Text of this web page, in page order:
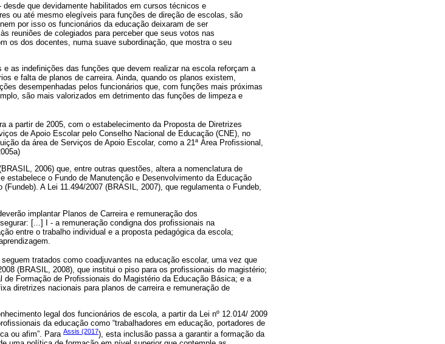
que devidamente habilitados em cursos técnicos e
ou até mesmo elegíveis para funções de direção de escolas, são
por isso os funcionários da educação deixaram de ser
reuniões de colegiados para perceber que seus votos nas
os dos docentes, numa suave subordinação, que mostra o seu
as indefinições das funções que devem realizar na escola reforçam a
e falta de planos de carreira. Ainda, quando os planos existem,
desempenhadas pelos funcionários que, com funções mais próximas
são mais valorizados em detrimento das funções de limpeza e
a partir de 2005, com o estabelecimento da Proposta de Diretrizes
de Apoio Escolar pelo Conselho Nacional de Educação (CNE), no
da área de Serviços de Apoio Escolar, como a 21ª Área Profissional,
2006) que, entre outras questões, altera a nomenclatura de
estabelece o Fundo de Manutenção e Desenvolvimento da Educação
A Lei 11.494/2007 (BRASIL, 2007), que regulamenta o Fundeb,
implantar Planos de Carreira e remuneração dos
[...] I - a remuneração condigna dos profissionais na
entre o trabalho individual e a proposta pedagógica da escola;
tratados como coadjuvantes na educação escolar, uma vez que
(BRASIL, 2008), que institui o piso para os profissionais do magistério;
Formação de Profissionais do Magistério da Educação Básica; e a
diretrizes nacionais para planos de carreira e remuneração de
legal dos funcionários de escola, a partir da Lei nº 12.014/ 2009
da educação como “trabalhadores em educação, portadores de
ou afim”. Para Assis (2017), esta inclusão passa a garantir a formação da